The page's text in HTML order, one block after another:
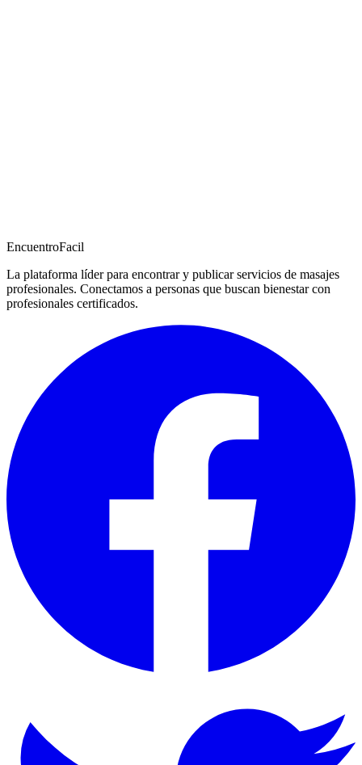
EncuentroFacil
La plataforma líder para encontrar y publicar servicios de masajes
profesionales. Conectamos a personas que buscan bienestar con
profesionales certificados.